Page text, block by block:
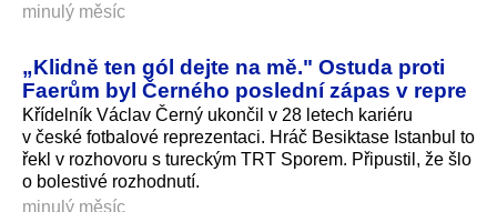
minulý měsíc
„Klidně ten gól dejte na mě." Ostuda proti
Faerům byl Černého poslední zápas v repre
Křídelník Václav Černý ukončil v 28 letech kariéru
v české fotbalové reprezentaci. Hráč Besiktase Istanbul to
řekl v rozhovoru s tureckým TRT Sporem. Připustil, že šlo
o bolestivé rozhodnutí.
minulý měsíc